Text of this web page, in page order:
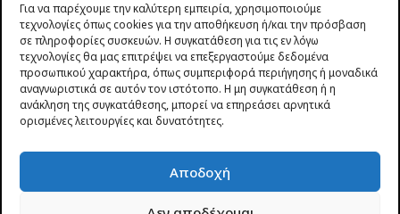
Για να παρέχουμε την καλύτερη εμπειρία, χρησιμοποιούμε
τεχνολογίες όπως cookies για την αποθήκευση ή/και την πρόσβαση
σε πληροφορίες συσκευών. Η συγκατάθεση για τις εν λόγω
τεχνολογίες θα μας επιτρέψει να επεξεργαστούμε δεδομένα
προσωπικού χαρακτήρα, όπως συμπεριφορά περιήγησης ή μοναδικά
αναγνωριστικά σε αυτόν τον ιστότοπο. Η μη συγκατάθεση ή η
ανάκληση της συγκατάθεσης, μπορεί να επηρεάσει αρνητικά
ορισμένες λειτουργίες και δυνατότητες.
Αποδοχή
Προυσιωτίσσης 27 & Δ.Σταϊκου , Αγρίνιο 30133 (έναντι γηπέδου